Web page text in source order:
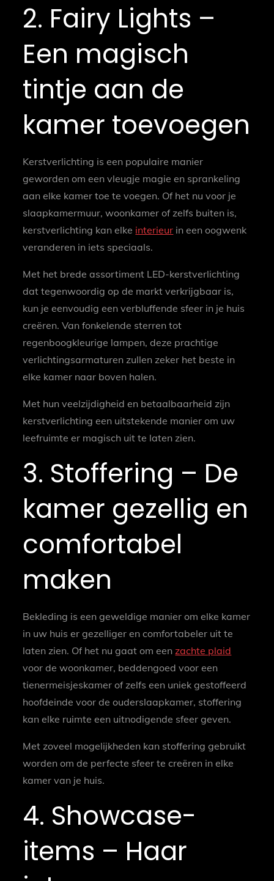
2. Fairy Lights –
Een magisch
tintje aan de
kamer toevoegen
Kerstverlichting is een populaire manier
geworden om een vleugje magie en sprankeling
aan elke kamer toe te voegen. Of het nu voor je
slaapkamermuur, woonkamer of zelfs buiten is,
kerstverlichting kan elke interieur in een oogwenk
veranderen in iets speciaals.
Met het brede assortiment LED-kerstverlichting
dat tegenwoordig op de markt verkrijgbaar is,
kun je eenvoudig een verbluffende sfeer in je huis
creëren. Van fonkelende sterren tot
regenboogkleurige lampen, deze prachtige
verlichtingsarmaturen zullen zeker het beste in
elke kamer naar boven halen.
Met hun veelzijdigheid en betaalbaarheid zijn
kerstverlichting een uitstekende manier om uw
leefruimte er magisch uit te laten zien.
3. Stoffering – De
kamer gezellig en
comfortabel
maken
Bekleding is een geweldige manier om elke kamer
in uw huis er gezelliger en comfortabeler uit te
laten zien. Of het nu gaat om eenzachte plaid
voor de woonkamer, beddengoed voor een
tienermeisjeskamer of zelfs een uniek gestoffeerd
hoofdeinde voor de ouderslaapkamer, stoffering
kan elke ruimte een uitnodigende sfeer geven.
Met zoveel mogelijkheden kan stoffering gebruikt
worden om de perfecte sfeer te creëren in elke
kamer van je huis.
4. Showcase-
items – Haar